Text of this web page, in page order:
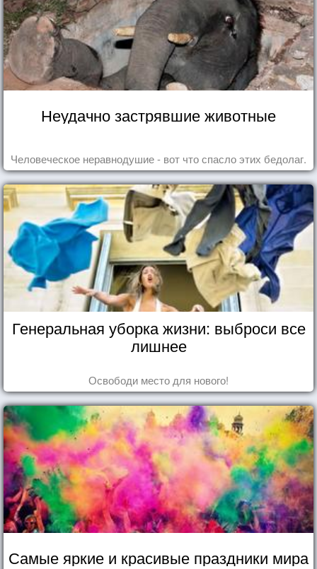
Неудачно застрявшие животные
Человеческое неравнодушие - вот что спасло этих бедолаг.
Генеральная уборка жизни: выброси все
лишнее
Освободи место для нового!
Самые яркие и красивые праздники мира